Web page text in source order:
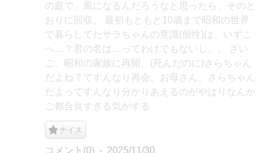
の庭で」風になるんだろうなと思ったら、そのと
おりに回収。 最初もともと10歳まで昭和の世界
で暮らしてたサラちゃんの意識(個性)は、いずこ
へ…？君の名は…ってわけでもないし。。 さい
ご、昭和の家族に再開、(死んだのに)さらちゃん
だよね？てすんなり再会。お母さん、さらちゃん
だよってすんなり分かりあえるのがやはりなんか
ご都合良すぎる気がする
ナイス
コメント(0) 2025/11/30